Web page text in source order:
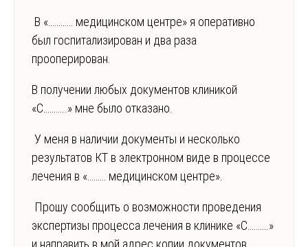
В «………… медицинском центре» я оперативно
был госпитализирован и два раза
прооперирован.
В получении любых документов клиникой
«С………..» мне было отказано.
У меня в наличии документы и несколько
результатов КТ в электронном виде в процессе
лечения в «……… медицинском центре».
Прошу сообщить о возможности проведения
экспертизы процесса лечения в клинике «С……….»
и направить в мой адрес копии документов,